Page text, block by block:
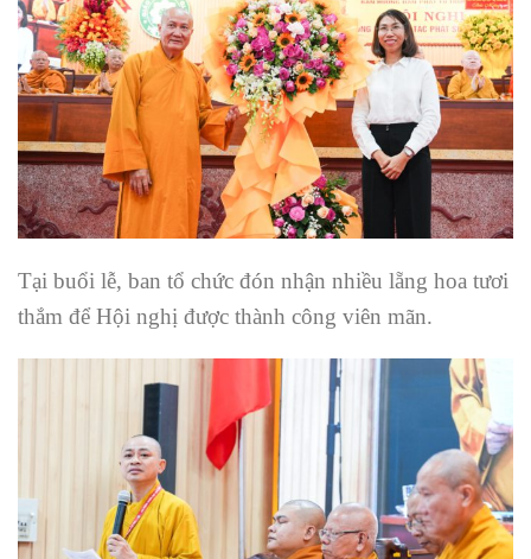
Tại buổi lễ, ban tổ chức đón nhận nhiều lẵng hoa tươi
thắm để Hội nghị được thành công viên mãn.